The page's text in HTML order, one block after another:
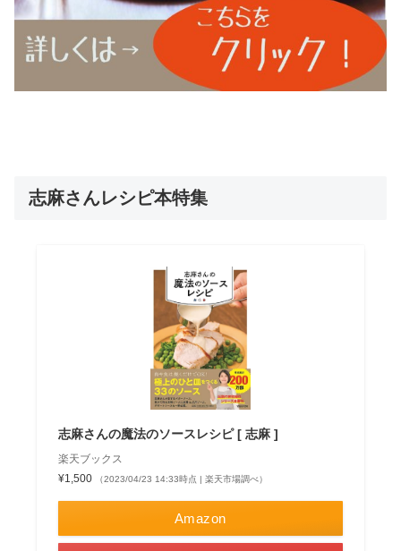
志麻さんレシピ本特集
志麻さんの魔法のソースレシピ [ 志麻 ]
楽天ブックス
¥1,500
（2023/04/23 14:33時点 | 楽天市場調べ）
Amazon